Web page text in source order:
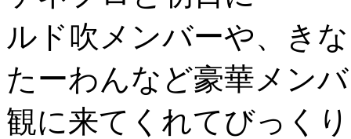
ルド吹メンバーや、き
たーわんなど豪華メン
観に来てくれてびっく